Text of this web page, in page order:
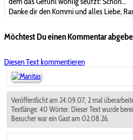
Danke dir den Kommi und alles Liebe,
Möchtest Du einen Kommentar
Diesen Text kommentieren
Veröffentlicht am 24.09.07, 2 mal
Textlänge: 40 Wörter. Dieser Text wurde
Besucher war ein Gast am 02.08.26.